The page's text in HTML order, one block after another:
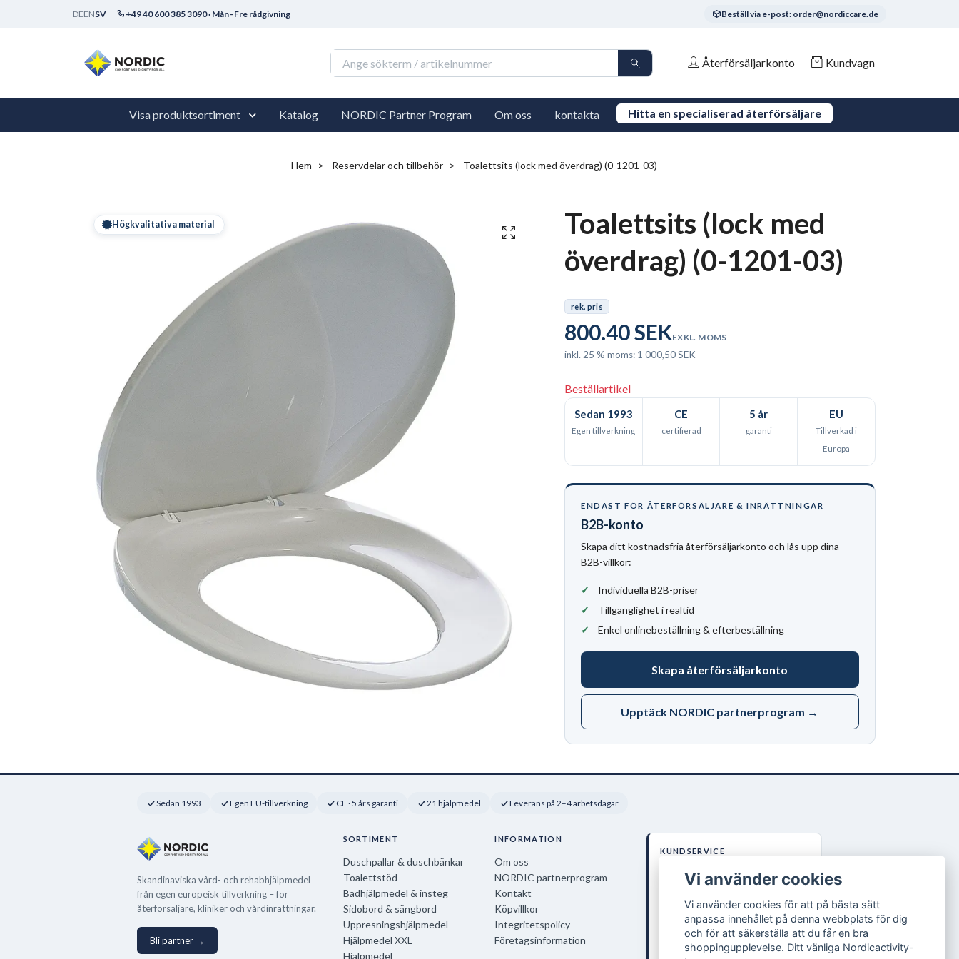
DEENSV +49 40 600 385 3090 · Mån–Fre rådgivning Beställ via e-post: order@nordiccare.de
Återförsäljarkonto Kundvagn
Visa produktsortiment Katalog NORDIC Partner Program Om oss kontakta Hitta en specialiserad återförsäljare
Hem Reservdelar och tillbehör Toalettsits (lock med överdrag) (0-1201-03)
Högkvalitativa material
Toalettsits (lock med
överdrag) (0-1201-03)
rek. pris
800.40 SEKEXKL. MOMS
inkl. 25 % moms: 1 000,50 SEK
Beställartikel
Sedan 1993
Egen tillverkning
CE
certifierad
5 år
garanti
EU
Tillverkad i
Europa
ENDAST FÖR ÅTERFÖRSÄLJARE & INRÄTTNINGAR
B2B-konto
Skapa ditt kostnadsfria återförsäljarkonto och lås upp dina
B2B-villkor:
Individuella B2B-priser
Tillgänglighet i realtid
Enkel onlinebeställning & efterbeställning
Skapa återförsäljarkonto
Upptäck NORDIC partnerprogram →
Sedan 1993 Egen EU-tillverkning CE · 5 års garanti 21 hjälpmedel Leverans på 2–4 arbetsdagar
Skandinaviska vård- och rehabhjälpmedel
från egen europeisk tillverkning – för
återförsäljare, kliniker och vårdinrättningar.
Bli partner →
SORTIMENT
Duschpallar & duschbänkar
Toalettstöd
Badhjälpmedel & insteg
Sidobord & sängbord
Uppresningshjälpmedel
Hjälpmedel XXL
Hjälpmedel
INFORMATION
Om oss
NORDIC partnerprogram
Kontakt
Köpvillkor
Integritetspolicy
Företagsinformation
KUNDSERVICE
+49 40 600 385 3090
info@nordiccare.de
Nordic Activity AB
Lokegatan 5, 263 37 Höganäs (SE)
Vi använder cookies
Vi använder cookies för att på bästa sätt
anpassa innehållet på denna webbplats för dig
och för att säkerställa att du får en bra
shoppingupplevelse. Ditt vänliga Nordicactivity-